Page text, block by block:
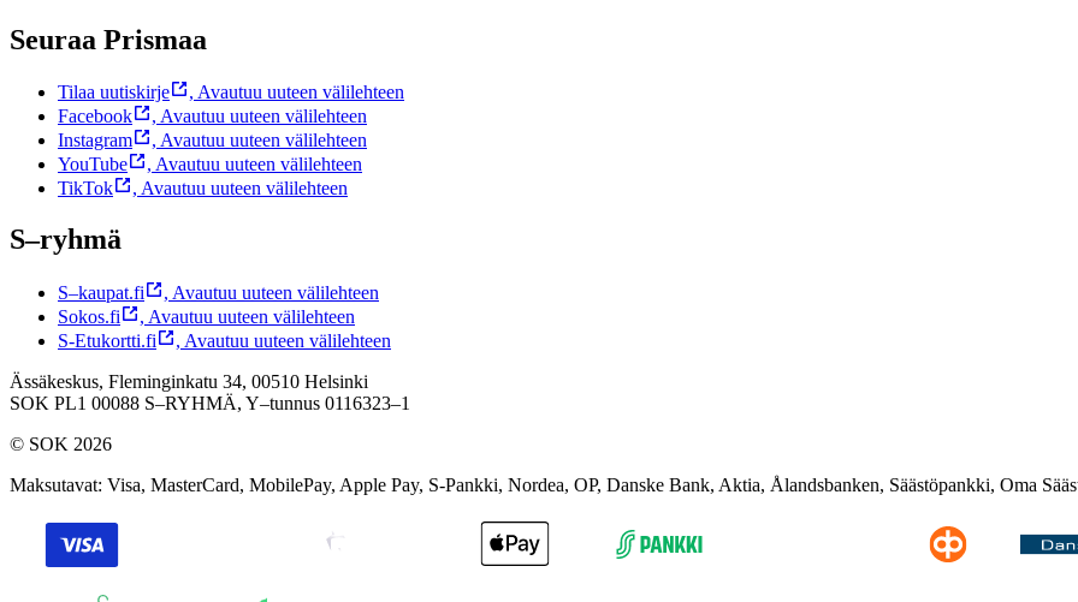
Seuraa Prismaa
Tilaa uutiskirje , Avautuu uuteen välilehteen
Facebook
, Avautuu uuteen välilehteen
Instagram
, Avautuu uuteen välilehteen
YouTube
, Avautuu uuteen välilehteen
TikTok
, Avautuu uuteen välilehteen
S–ryhmä
S–kaupat.fi , Avautuu uuteen välilehteen
Sokos.fi
, Avautuu uuteen välilehteen
S-Etukortti.fi
, Avautuu uuteen välilehteen
Ässäkeskus, Fleminginkatu 34, 00510 Helsinki
SOK PL1 00088 S–RYHMÄ, Y–tunnus 0116323–1
© SOK 2026
Maksutavat: Visa, MasterCard, MobilePay, Apple Pay, S-Pankki, Nordea, OP, Danske Bank, Aktia, Ålandsbanken, Säästöpankki, Oma